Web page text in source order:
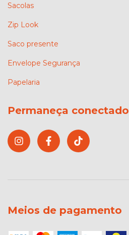
Sacolas
Zip Look
Saco presente
Envelope Segurança
Papelaria
Permaneça conectado
Meios de pagamento